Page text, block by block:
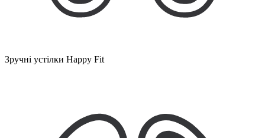
Зручні устілки Happy Fit